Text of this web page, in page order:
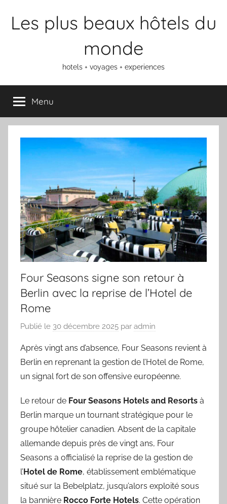
Les plus beaux hôtels du
monde
hotels + voyages + experiences
Menu
Four Seasons signe son retour à
Berlin avec la reprise de l’Hotel de
Rome
Publié le 30 décembre 2025 par admin
Après vingt ans d’absence, Four Seasons revient à
Berlin en reprenant la gestion de l’Hotel de Rome,
un signal fort de son offensive européenne.
Le retour de Four Seasons Hotels and Resorts à
Berlin marque un tournant stratégique pour le
groupe hôtelier canadien. Absent de la capitale
allemande depuis près de vingt ans, Four
Seasons a officialisé la reprise de la gestion de
l’Hotel de Rome, établissement emblématique
situé sur la Bebelplatz, jusqu’alors exploité sous
la bannière Rocco Forte Hotels. Cette opération